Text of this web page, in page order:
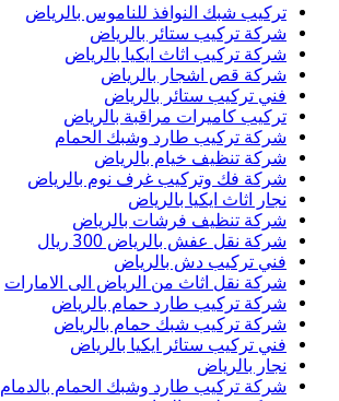
تركيب شبك النوافذ للناموس بالرياض
شركة تركيب ستائر بالرياض
شركة تركيب اثاث ايكيا بالرياض
شركة قص اشجار بالرياض
فني تركيب ستائر بالرياض
تركيب كاميرات مراقبة بالرياض
شركة تركيب طارد وشبك الحمام
شركة تنظيف خيام بالرياض
شركة فك وتركيب غرف نوم بالرياض
نجار اثاث ايكيا بالرياض
شركة تنظيف فرشات بالرياض
شركة نقل عفش بالرياض 300 ريال
فني تركيب دش بالرياض
شركة نقل اثاث من الرياض الى الامارات
شركة تركيب طارد حمام بالرياض
شركة تركيب شبك حمام بالرياض
فني تركيب ستائر ايكيا بالرياض
نجار بالرياض
شركة تركيب طارد وشبك الحمام بالدمام